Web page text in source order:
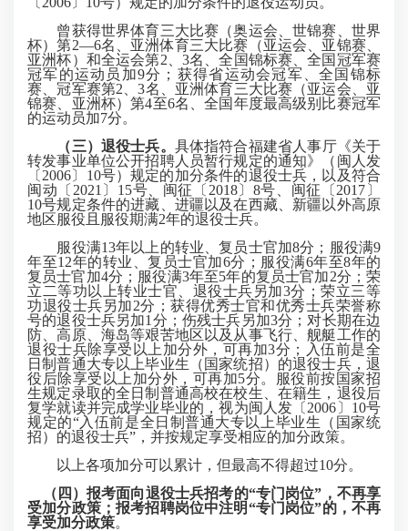
曾获得世界体育三大比赛（奥运会、世锦赛、世界
杯）第2—6名、亚洲体育三大比赛（亚运会、亚锦赛、
亚洲杯）和全运会第2、3名、全国锦标赛、全国冠军赛
冠军的运动员加9分；获得省运动会冠军、全国锦标
赛、冠军赛第2、3名、亚洲体育三大比赛（亚运会、亚
锦赛、亚洲杯）第4至6名、全国年度最高级别比赛冠军
的运动员加7分。
（三）退役士兵。 具体指符合福建省人事厅《关于
转发事业单位公开招聘人员暂行规定的通知》（闽人发
〔2006〕10号）规定的加分条件的退役士兵，以及符合
闽动〔2021〕15号、闽征〔2018〕8号、闽征〔2017〕
10号规定条件的进藏、进疆以及在西藏、新疆以外高原
地区服役且服役期满2年的退役士兵。
服役满13年以上的转业、复员士官加8分；服役满9
年至12年的转业、复员士官加6分；服役满6年至8年的
复员士官加4分；服役满3年至5年的复员士官加2分；荣
立二等功以上转业士官、退役士兵另加3分；荣立三等
功退役士兵另加2分；获得优秀士官和优秀士兵荣誉称
号的退役士兵另加1分；伤残士兵另加3分；对长期在边
防、高原、海岛等艰苦地区以及从事飞行、舰艇工作的
退役士兵除享受以上加分外，可再加3分；入伍前是全
日制普通大专以上毕业生（国家统招）的退役士兵，退
役后除享受以上加分外，可再加5分。服役前按国家招
生规定录取的全日制普通高校在校生、在籍生，退役后
复学就读并完成学业毕业的，视为闽人发〔2006〕10号
规定的“入伍前是全日制普通大专以上毕业生（国家统
招）的退役士兵”，并按规定享受相应的加分政策。
以上各项加分可以累计，但最高不得超过10分。
（四）报考面向退役士兵招考的“专门岗位”，不再享
受加分政策；报考招聘岗位中注明“专门岗位”的，不再
享受加分政策。